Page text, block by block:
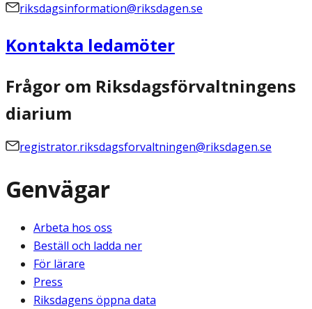
riksdagsinformation@riksdagen.se
Kontakta ledamöter
Frågor om Riksdagsförvaltningens
diarium
registrator.riksdagsforvaltningen@riksdagen.se
Genvägar
Arbeta hos oss
Beställ och ladda ner
För lärare
Press
Riksdagens öppna data